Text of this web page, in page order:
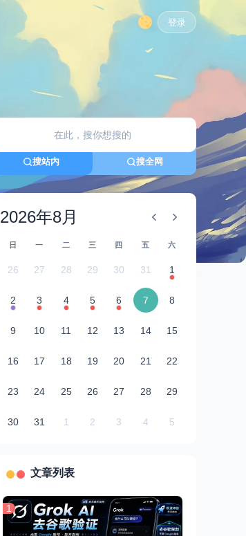
登录
搜站内 搜全网
2026年8月
日 一 二 三 四 五 六
26 27 28 29 30 31 1
2 3 4 5 6 7 8
9 10 11 12 13 14 15
16 17 18 19 20 21 22
23 24 25 26 27 28 29
30 31 1 2 3 4 5
文章列表
1